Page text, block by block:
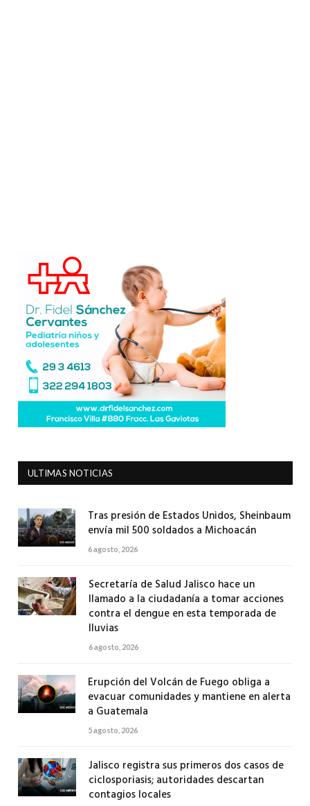
ULTIMAS NOTICIAS
Tras presión de Estados Unidos, Sheinbaum
envía mil 500 soldados a Michoacán
6 agosto, 2026
Secretaría de Salud Jalisco hace un
llamado a la ciudadanía a tomar acciones
contra el dengue en esta temporada de
lluvias
6 agosto, 2026
Erupción del Volcán de Fuego obliga a
evacuar comunidades y mantiene en alerta
a Guatemala
5 agosto, 2026
Jalisco registra sus primeros dos casos de
ciclosporiasis; autoridades descartan
contagios locales